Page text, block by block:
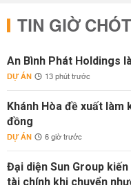
TIN GIỜ CHÓT
An Bình Phát Holdings
DỰ ÁN 13 phút trước
Khánh Hòa đề xuất làm
đồng
DỰ ÁN 6 giờ trước
Đại diện Sun Group
tài chính khi chuyển